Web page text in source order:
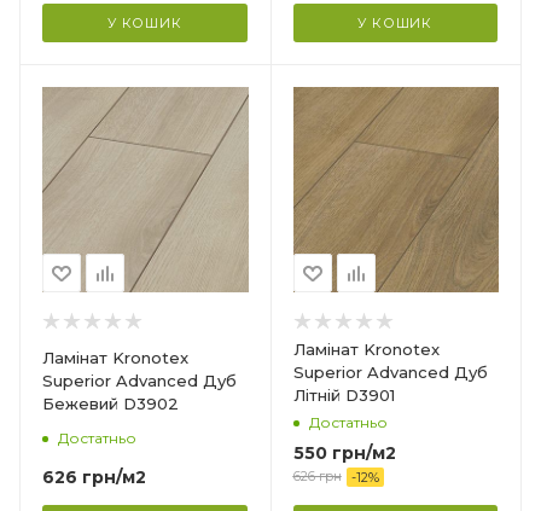
У КОШИК У КОШИК
Ламінат Kronotex
Superior Advanced Дуб
Бежевий D3902
Достатньо
626 грн/м2
Країна-виробник
Німеччина
Superior Advanced
Клас зносостійкості
Товщина
193 мм
Довжина
Фаска
4V
Ламінат Kronotex
Superior Advanced Дуб
Літній D3901
Достатньо
550грн/м2
626грн -12%